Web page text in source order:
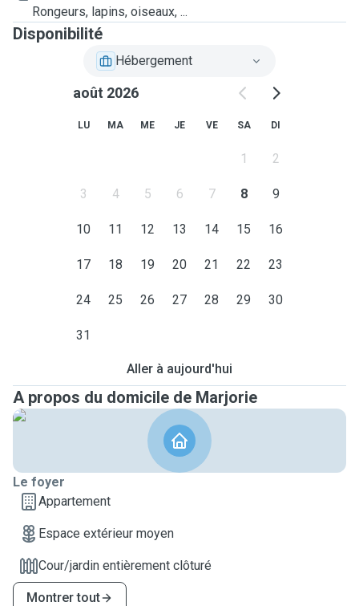
Rongeurs, lapins, oiseaux, ...
Disponibilité
Hébergement
août 2026
LU MA ME JE VE SA DI
1 2
3 4 5 6 7 8 9
10 11 12 13 14 15 16
17 18 19 20 21 22 23
24 25 26 27 28 29 30
31
Aller à aujourd'hui
A propos du domicile de Marjorie
Le foyer
Appartement
Espace extérieur moyen
Cour/jardin entièrement clôturé
Montrer tout